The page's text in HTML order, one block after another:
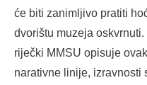
će biti zanimljivo pratiti
dvorištu muzeja
riječki MMSU opisuje
narativne linije, izravnosti